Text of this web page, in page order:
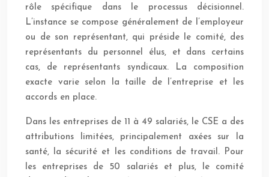
rôle spécifique dans le processus décisionnel.
L’instance se compose généralement de l’employeur
ou de son représentant, qui préside le comité, des
représentants du personnel élus, et dans certains
cas, de représentants syndicaux. La composition
exacte varie selon la taille de l’entreprise et les
accords en place.
Dans les entreprises de 11 à 49 salariés, le CSE a des
attributions limitées, principalement axées sur la
santé, la sécurité et les conditions de travail. Pour
les entreprises de 50 salariés et plus, le comité